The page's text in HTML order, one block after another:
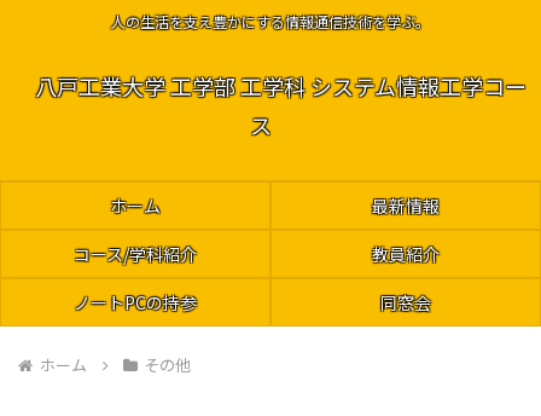
人の生活を支え豊かにする情報通信技術を学ぶ。
八戸工業大学 工学部 工学科 システム情報工学コー
ス
ホーム
最新情報
コース/学科紹介
教員紹介
ノートPCの持参
同窓会
ホーム その他